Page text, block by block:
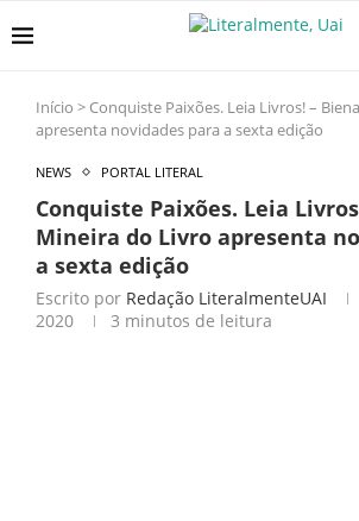
Início > Conquiste Paixões. Leia Livros! –
apresenta novidades para a sexta edição
NEWS PORTAL LITERAL
Conquiste Paixões. Leia
Mineira do Livro apresenta
a sexta edição
Escrito por Redação LiteralmenteUAI
2020
3 minutos de leitura